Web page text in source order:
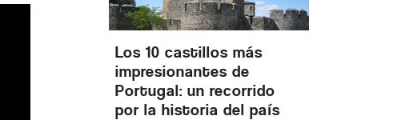
Los 10 castillos más
impresionantes de
Portugal: un recorrido
por la historia del país